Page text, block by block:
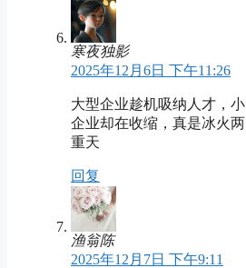
寒夜独影
2025年12月6日 下午11:26
大型企业趁机吸纳人才，小
企业却在收缩，真是冰火两
重天
回复
渔翁陈
2025年12月7日 下午9:11